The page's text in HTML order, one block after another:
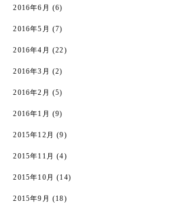
2016年6月 (6)
2016年5月 (7)
2016年4月 (22)
2016年3月 (2)
2016年2月 (5)
2016年1月 (9)
2015年12月 (9)
2015年11月 (4)
2015年10月 (14)
2015年9月 (18)